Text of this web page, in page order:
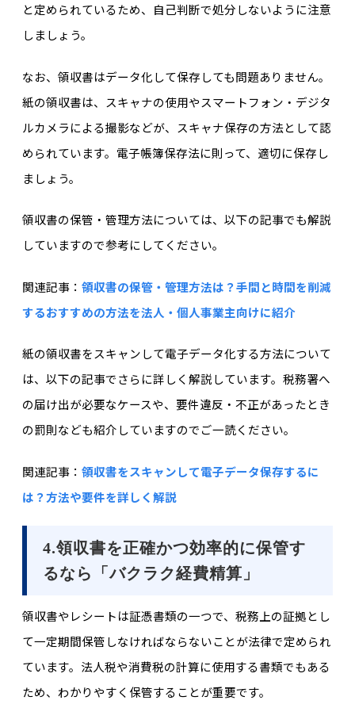
と定められているため、自己判断で処分しないように注意
しましょう。
なお、領収書はデータ化して保存しても問題ありません。
紙の領収書は、スキャナの使用やスマートフォン・デジタ
ルカメラによる撮影などが、スキャナ保存の方法として認
められています。電子帳簿保存法に則って、適切に保存し
ましょう。
領収書の保管・管理方法については、以下の記事でも解説
していますので参考にしてください。
関連記事： 領収書の保管・管理方法は？手間と時間を削減
するおすすめの方法を法人・個人事業主向けに紹介
紙の領収書をスキャンして電子データ化する方法について
は、以下の記事でさらに詳しく解説しています。税務署へ
の届け出が必要なケースや、要件違反・不正があったとき
の罰則なども紹介していますのでご一読ください。
関連記事： 領収書をスキャンして電子データ保存するに
は？方法や要件を詳しく解説
4.領収書を正確かつ効率的に保管す
るなら「バクラク経費精算」
領収書やレシートは証憑書類の一つで、税務上の証拠とし
て一定期間保管しなければならないことが法律で定められ
ています。法人税や消費税の計算に使用する書類でもある
ため、わかりやすく保管することが重要です。